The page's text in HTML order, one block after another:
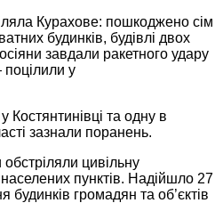
Курахове: пошкоджено сім
будинків, будівлі двох
завдали ракетного удару
у
Костянтинівці та одну в
зазнали поранень.
обстріляли цивільну
пунктів. Надійшло 27
громадян та об’єктів